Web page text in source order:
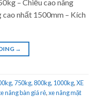
– Chiều cao nâng
cao nhất 1500mm – Kích
→
750kg, 800kg, 1000kg,XE
nâng bàn giá rẻ,xe nâng mặt